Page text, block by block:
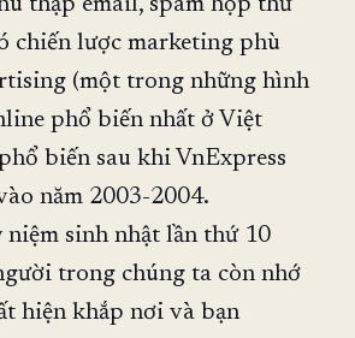
thập email, spam hộp thư
chiến lược marketing phù
(một trong những hình
phổ biến nhất ở Việt
biến sau khi VnExpress
năm 2003-2004.
niệm sinh nhật lần thứ 10
trong chúng ta còn nhớ
hiện khắp nơi và bạn